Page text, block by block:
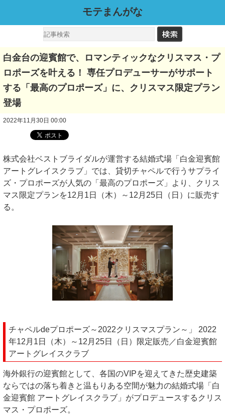
モテまんがな
白金台の迎賓館で、ロマンティックなクリスマス・プ
ロポーズを叶える！ 専任プロデューサーがサポート
する「最高のプロポーズ」に、クリスマス限定プラン
登場
2022年11月30日 00:00
株式会社ベストブライダルが運営する結婚式場「白金迎賓館
アートグレイスクラブ」では、貸切チャペルで行うサプライ
ズ・プロポーズが人気の「最高のプロポーズ」より、クリス
マス限定プランを12月1日（木）～12月25日（日）に販売す
る。
チャペルdeプロポーズ～2022クリスマスプラン～」 2022
年12月1日（木）～12月25日（日）限定販売／白金迎賓館
アートグレイスクラブ
海外銀行の迎賓館として、各国のVIPを迎えてきた歴史建築
ならではの落ち着きと温もりある空間が魅力の結婚式場「白
金迎賓館 アートグレイスクラブ」がプロデュースするクリス
マス・プロポーズ。